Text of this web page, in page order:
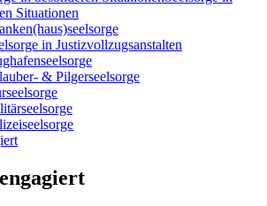
Situationen
in Justizvollzugsanstalten
& Pilgerseelsorge